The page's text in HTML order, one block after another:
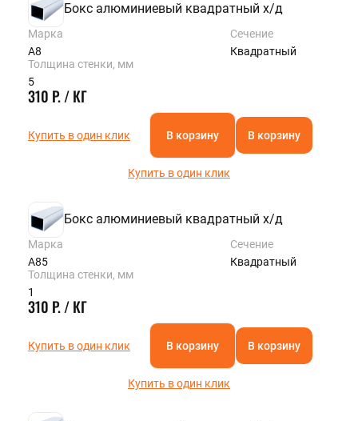
Бокс алюминиевый квадратный х/д
Марка
А8
Сечение
Квадратный
Толщина стенки, мм
5
310 Р. / КГ
Купить в один клик В корзину В корзину
Купить в один клик
Бокс алюминиевый квадратный х/д
Марка
А85
Сечение
Квадратный
Толщина стенки, мм
1
310 Р. / КГ
Купить в один клик В корзину В корзину
Купить в один клик